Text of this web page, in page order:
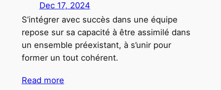
Dec 17, 2024
S’intégrer avec succès dans une équipe
repose sur sa capacité à être assimilé dans
un ensemble préexistant, à s’unir pour
former un tout cohérent.
Read more